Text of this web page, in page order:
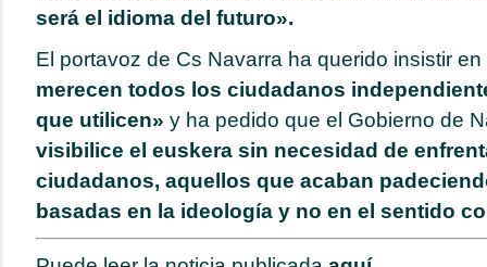
será el idioma del futuro».
El portavoz de Cs Navarra ha querido insistir en
merecen todos los ciudadanos
que utilicen» y ha pedido que el Gobierno de
visibilice el euskera sin necesidad de
ciudadanos, aquellos que acaban
basadas en la ideología y no en el sentido